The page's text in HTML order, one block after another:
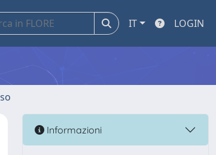
IT LOGIN
Informazioni